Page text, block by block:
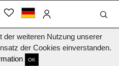
weiteren Nutzung unserer
der Cookies einverstanden.
OK